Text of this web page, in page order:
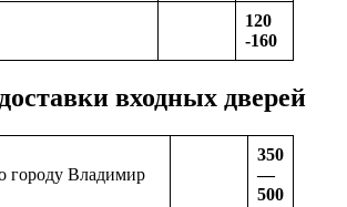
120
-160
входных дверей
городу Владимир
350
—
500